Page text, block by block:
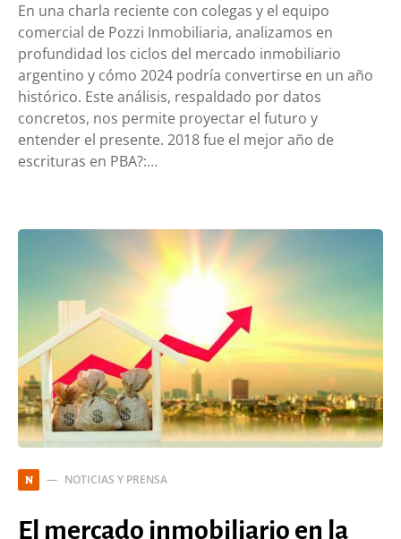
En una charla reciente con colegas y el equipo
comercial de Pozzi Inmobiliaria, analizamos en
profundidad los ciclos del mercado inmobiliario
argentino y cómo 2024 podría convertirse en un año
histórico. Este análisis, respaldado por datos
concretos, nos permite proyectar el futuro y
entender el presente. 2018 fue el mejor año de
escrituras en PBA?:…
N NOTICIAS Y PRENSA
El mercado inmobiliario en la